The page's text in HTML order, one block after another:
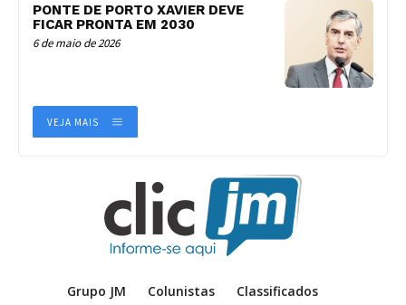
PONTE DE PORTO XAVIER DEVE
FICAR PRONTA EM 2030
6 de maio de 2026
VEJA MAIS
Grupo JM Colunistas Classificados